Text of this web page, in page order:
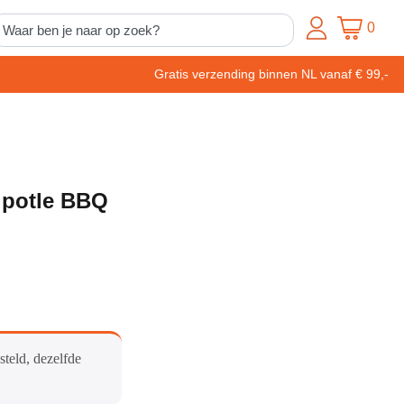
0
Gratis verzending binnen NL vanaf € 99,-
BBQ
dezelfde